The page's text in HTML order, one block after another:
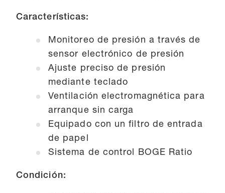
Características:
Monitoreo de presión a través de
sensor electrónico de presión
Ajuste preciso de presión
mediante teclado
Ventilación electromagnética para
arranque sin carga
Equipado con un filtro de entrada
de papel
Sistema de control BOGE Ratio
Condición: